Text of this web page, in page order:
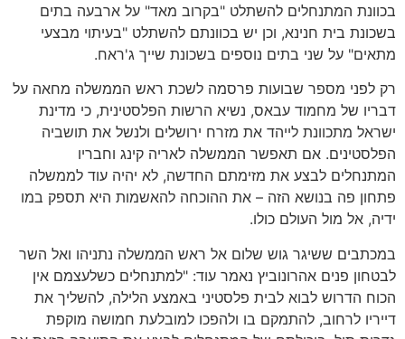
בכוונת המתנחלים להשתלט "בקרוב מאד" על ארבעה בתים
בשכונת בית חנינא, וכן יש בכוונתם להשתלט "בעיתוי מבצעי
מתאים" על שני בתים נוספים בשכונת שייך ג'ראח.
רק לפני מספר שבועות פרסמה לשכת ראש הממשלה מחאה על
דבריו של מחמוד עבאס, נשיא הרשות הפלסטינית, כי מדינת
ישראל מתכוונת לייהד את מזרח ירושלים ולנשל את תושביה
הפלסטינים. אם תאפשר הממשלה לאריה קינג וחבריו
המתנחלים לבצע את מזימתם החדשה, לא יהיה עוד לממשלה
פתחון פה בנושא הזה – את ההוכחה להאשמות היא תספק במו
ידיה, אל מול העולם כולו.
במכתבים ששיגר גוש שלום אל ראש הממשלה נתניהו ואל השר
לבטחון פנים אהרונוביץ נאמר עוד: "למתנחלים כשלעצמם אין
הכוח הדרוש לבוא לבית פלסטיני באמצע הלילה, להשליך את
דייריו לרחוב, להתמקם בו ולהפכו למובלעת חמושה מוקפת